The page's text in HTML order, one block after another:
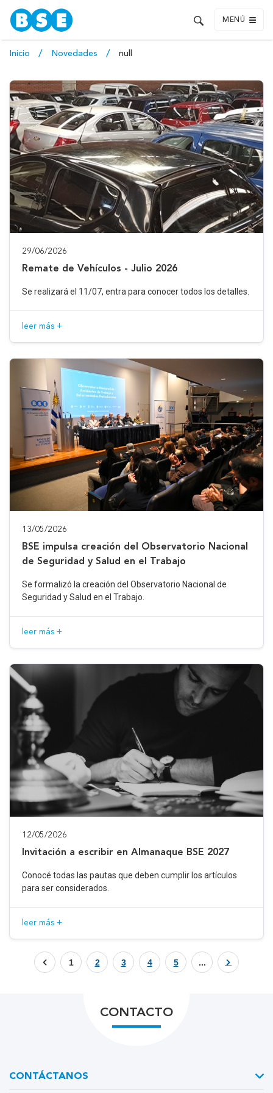
MENÚ
Inicio Novedades null
29/06/2026
Remate de Vehículos - Julio 2026
Se realizará el 11/07, entra para conocer todos los detalles.
leer más +
13/05/2026
BSE impulsa creación del Observatorio Nacional
de Seguridad y Salud en el Trabajo
Se formalizó la creación del Observatorio Nacional de
Seguridad y Salud en el Trabajo.
leer más +
12/05/2026
Invitación a escribir en Almanaque BSE 2027
Conocé todas las pautas que deben cumplir los artículos
para ser considerados.
leer más +
1 2 3 4 5 ...
CONTACTO
CONTÁCTANOS